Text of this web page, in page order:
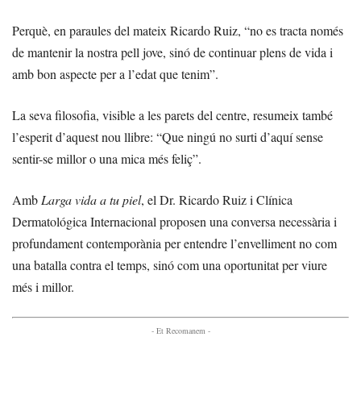
Perquè, en paraules del mateix Ricardo Ruiz, “no es tracta només
de mantenir la nostra pell jove, sinó de continuar plens de vida i
amb bon aspecte per a l’edat que tenim”.
La seva filosofia, visible a les parets del centre, resumeix també
l’esperit d’aquest nou llibre: “Que ningú no surti d’aquí sense
sentir-se millor o una mica més feliç”.
Amb Larga vida a tu piel, el Dr. Ricardo Ruiz i Clínica
Dermatológica Internacional proposen una conversa necessària i
profundament contemporània per entendre l’envelliment no com
una batalla contra el temps, sinó com una oportunitat per viure
més i millor.
- Et Recomanem -